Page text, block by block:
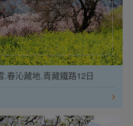
.春沁藏地.青藏鐵路12日